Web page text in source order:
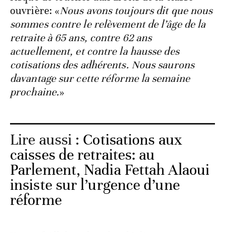
ouvrière: «Nous avons toujours dit que nous
sommes contre le relèvement de l’âge de la
retraite à 65 ans, contre 62 ans
actuellement, et contre la hausse des
cotisations des adhérents. Nous saurons
davantage sur cette réforme la semaine
prochaine.»
Lire aussi : Cotisations aux
caisses de retraites: au
Parlement, Nadia Fettah Alaoui
insiste sur l’urgence d’une
réforme